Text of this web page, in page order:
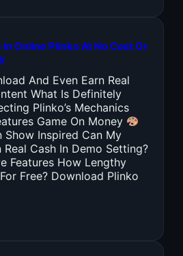
Online Plinko At No Cost Or
And Even Earn Real
What Is Definitely
Plinko’s Mechanics
Game On Money
Show Inspired Can My
Cash In Demo Setting?
Features How Lengthy
Free? Download Plinko